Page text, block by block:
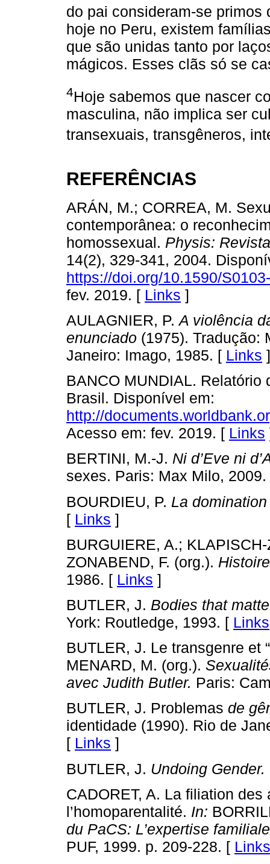
do pai consideram-se
hoje no Peru, existem
que são unidas tanto por
mágicos. Esses clãs só se
4Hoje sabemos que nascer
masculina, não implica ser
transexuais, transgêneros,
REFERÊNCIAS
ARÁN, M.; CORREA, M.
contemporânea: o
homossexual. Physis:
14(2), 329-341, 2004.
https://doi.org/10.1590/
fev. 2019. [ Links ]
AULAGNIER, P.A violência
enunciado (1975). Tradução:
Janeiro: Imago, 1985. [ Links ]
BANCO MUNDIAL. Relatório
Brasil. Disponível em:
http://
Acesso em: fev. 2019. [ Links
BERTINI, M.-J. Ni d’Eve ni
sexes. Paris: Max Milo,
BOURDIEU, P. La
[ Links ]
BURGUIERE, A.;
ZONABEND, F. (org.).
1986. [ Links ]
BUTLER, J. Bodies that
York: Routledge, 1993. [ Links
BUTLER, J. Le transgenre et
MENARD, M. (org.).
avec Judith Butler. Paris:
BUTLER, J. Problemas de
identidade (1990). Rio de
[ Links ]
BUTLER, J. Undoing Gender.
CADORET, A. La filiation
l’homoparentalité. In:
du PaCS: L’expertise
PUF, 1999. p. 209-228. [ Links